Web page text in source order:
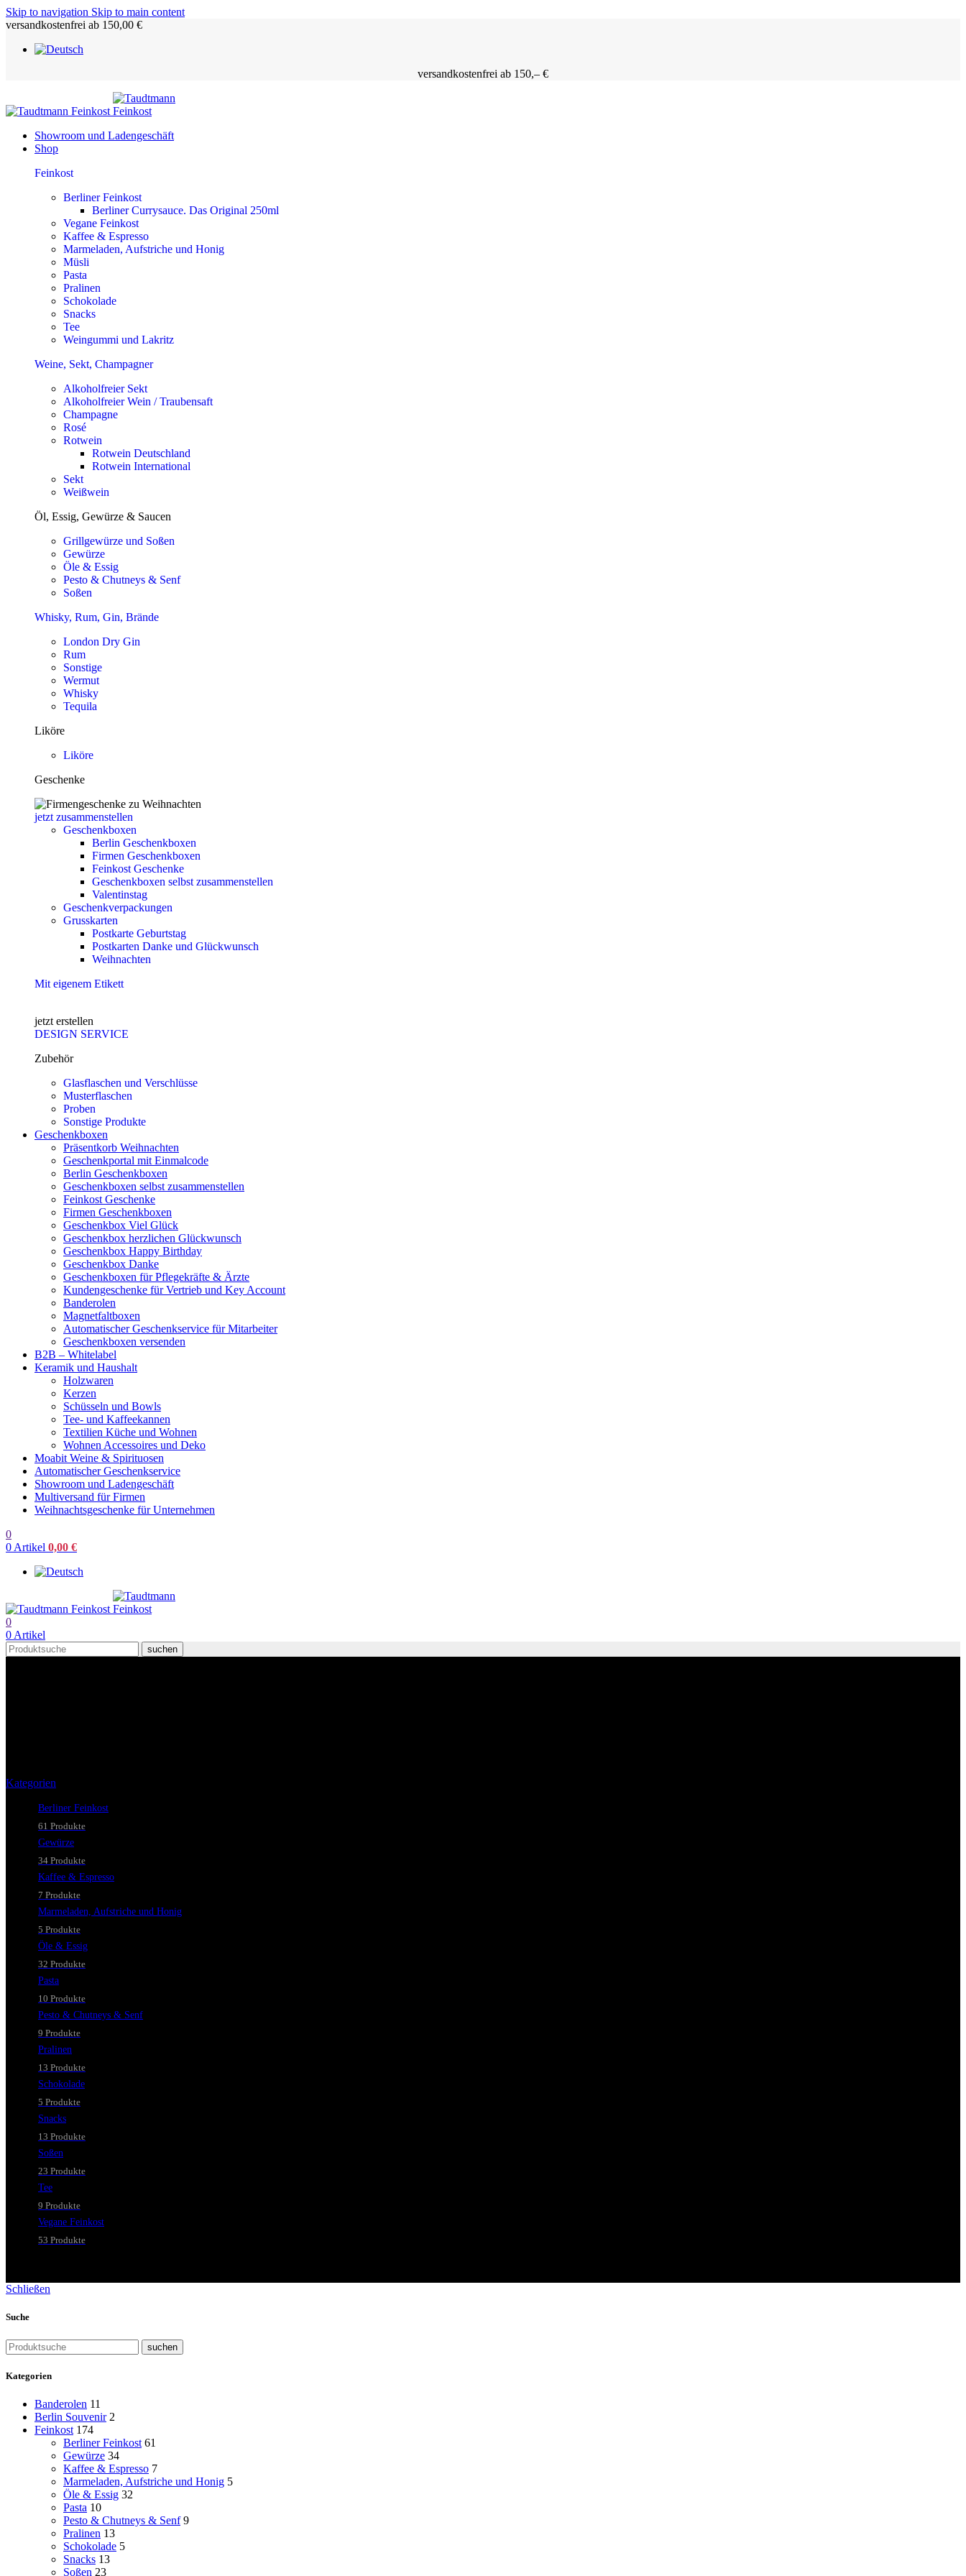
Skip to navigation Skip to main content
versandkostenfrei ab 150,00 €
versandkostenfrei ab 150,– €
Showroom und Ladengeschäft
Shop
Feinkost
Berliner Feinkost
Berliner Currysauce. Das Original 250ml
Vegane Feinkost
Kaffee & Espresso
Marmeladen, Aufstriche und Honig
Müsli
Pasta
Pralinen
Schokolade
Snacks
Tee
Weingummi und Lakritz
Weine, Sekt, Champagner
Alkoholfreier Sekt
Alkoholfreier Wein / Traubensaft
Champagne
Rosé
Rotwein
Rotwein Deutschland
Rotwein International
Sekt
Weißwein
Öl, Essig, Gewürze & Saucen
Grillgewürze und Soßen
Gewürze
Öle & Essig
Pesto & Chutneys & Senf
Soßen
Whisky, Rum, Gin, Brände
London Dry Gin
Rum
Sonstige
Wermut
Whisky
Tequila
Liköre
Liköre
Geschenke
jetzt zusammenstellen
Geschenkboxen
Berlin Geschenkboxen
Firmen Geschenkboxen
Feinkost Geschenke
Geschenkboxen selbst zusammenstellen
Valentinstag
Geschenkverpackungen
Grusskarten
Postkarte Geburtstag
Postkarten Danke und Glückwunsch
Weihnachten
Mit eigenem Etikett
jetzt erstellen
DESIGN SERVICE
Zubehör
Glasflaschen und Verschlüsse
Musterflaschen
Proben
Sonstige Produkte
Geschenkboxen
Präsentkorb Weihnachten
Geschenkportal mit Einmalcode
Berlin Geschenkboxen
Geschenkboxen selbst zusammenstellen
Feinkost Geschenke
Firmen Geschenkboxen
Geschenkbox Viel Glück
Geschenkbox herzlichen Glückwunsch
Geschenkbox Happy Birthday
Geschenkbox Danke
Geschenkboxen für Pflegekräfte & Ärzte
Kundengeschenke für Vertrieb und Key Account
Banderolen
Magnetfaltboxen
Automatischer Geschenkservice für Mitarbeiter
Geschenkboxen versenden
B2B – Whitelabel
Keramik und Haushalt
Holzwaren
Kerzen
Schüsseln und Bowls
Tee- und Kaffeekannen
Textilien Küche und Wohnen
Wohnen Accessoires und Deko
Moabit Weine & Spirituosen
Automatischer Geschenkservice
Showroom und Ladengeschäft
Multiversand für Firmen
Weihnachtsgeschenke für Unternehmen
0
0 Artikel 0,00 €
0
0 Artikel
suchen
Kategorien
Berliner Feinkost
61 Produkte
Gewürze
34 Produkte
Kaffee & Espresso
7 Produkte
Marmeladen, Aufstriche und Honig
5 Produkte
Öle & Essig
32 Produkte
Pasta
10 Produkte
Pesto & Chutneys & Senf
9 Produkte
Pralinen
13 Produkte
Schokolade
5 Produkte
Snacks
13 Produkte
Soßen
23 Produkte
Tee
9 Produkte
Vegane Feinkost
53 Produkte
Schließen
Suche
suchen
Kategorien
Banderolen 11
Berlin Souvenir 2
Feinkost 174
Berliner Feinkost 61
Gewürze 34
Kaffee & Espresso 7
Marmeladen, Aufstriche und Honig 5
Öle & Essig 32
Pasta 10
Pesto & Chutneys & Senf 9
Pralinen 13
Schokolade 5
Snacks 13
Soßen 23